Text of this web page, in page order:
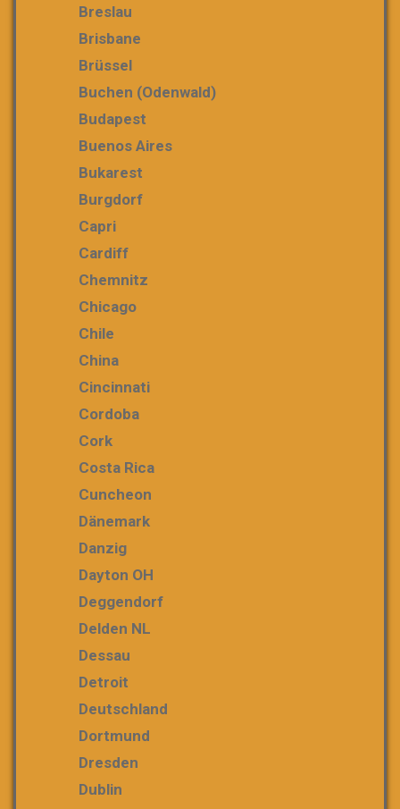
Breslau
Brisbane
Brüssel
Buchen (Odenwald)
Budapest
Buenos Aires
Bukarest
Burgdorf
Capri
Cardiff
Chemnitz
Chicago
Chile
China
Cincinnati
Cordoba
Cork
Costa Rica
Cuncheon
Dänemark
Danzig
Dayton OH
Deggendorf
Delden NL
Dessau
Detroit
Deutschland
Dortmund
Dresden
Dublin